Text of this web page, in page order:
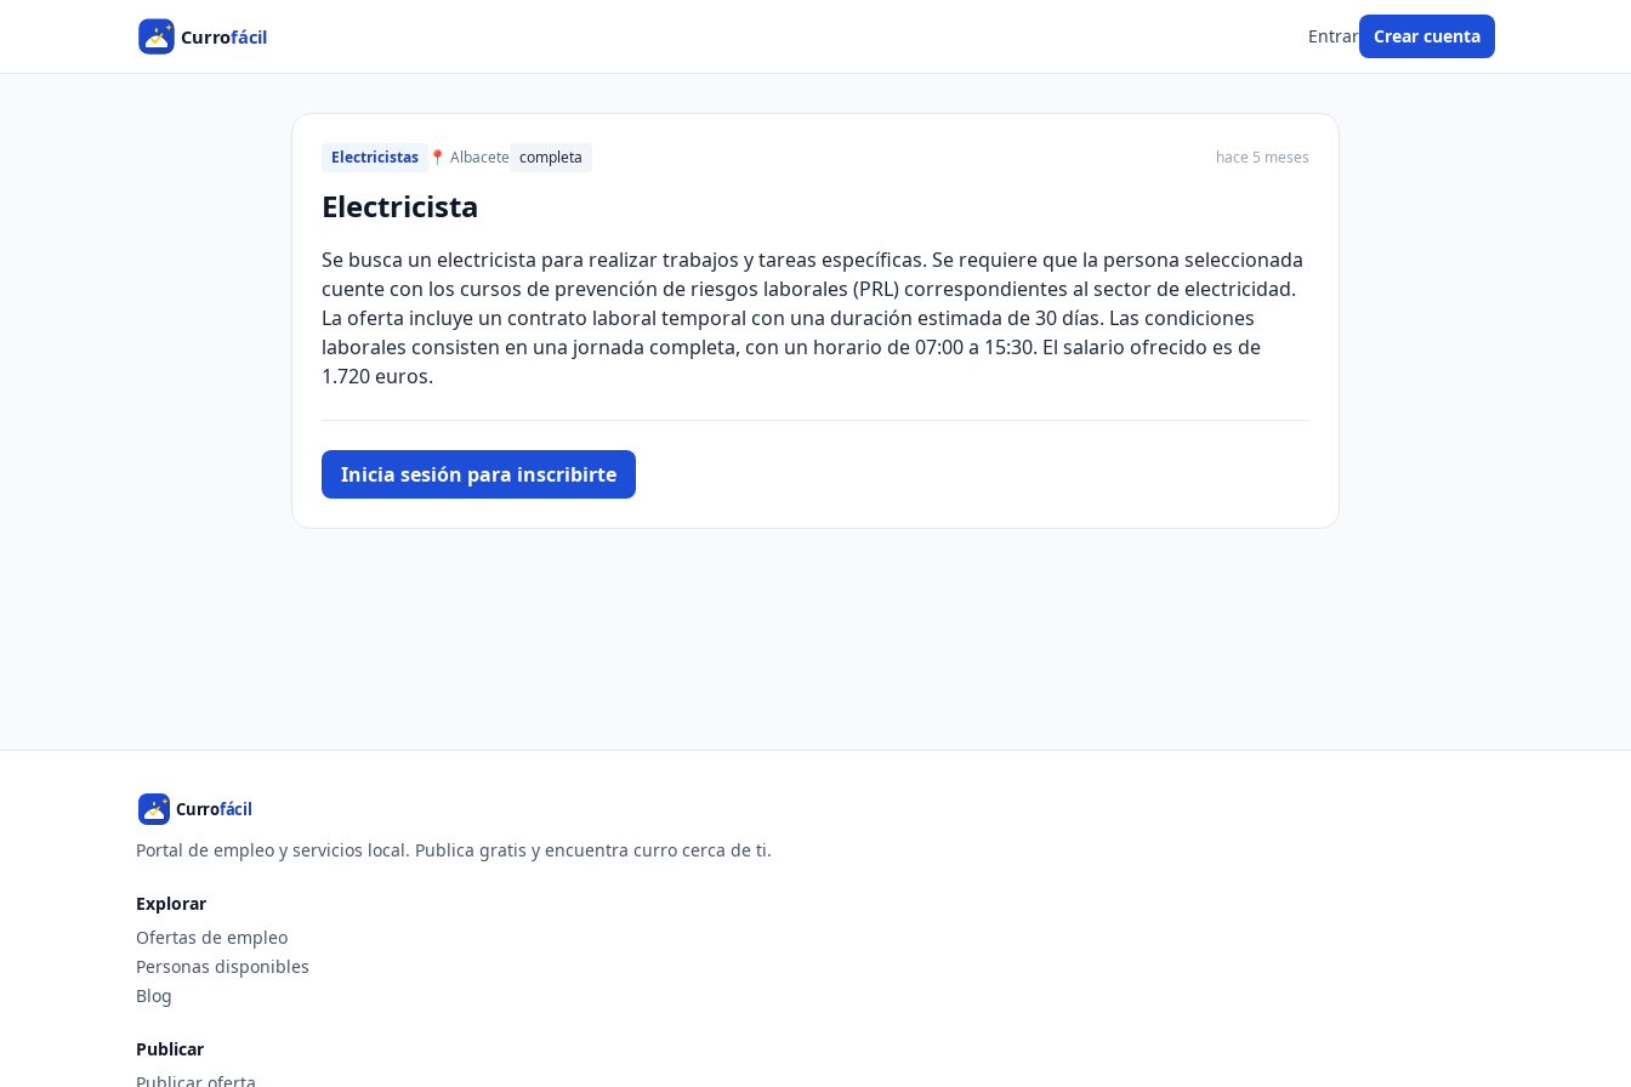
Entrar Crear cuenta
Electricistas 📍 Albacete completa hace 5 meses
Electricista
Se busca un electricista para realizar trabajos y tareas específicas. Se requiere que la persona seleccionada
cuente con los cursos de prevención de riesgos laborales (PRL) correspondientes al sector de electricidad.
La oferta incluye un contrato laboral temporal con una duración estimada de 30 días. Las condiciones
laborales consisten en una jornada completa, con un horario de 07:00 a 15:30. El salario ofrecido es de
1.720 euros.
Inicia sesión para inscribirte
Portal de empleo y servicios local. Publica gratis y encuentra curro cerca de ti.
Explorar
Ofertas de empleo
Personas disponibles
Blog
Publicar